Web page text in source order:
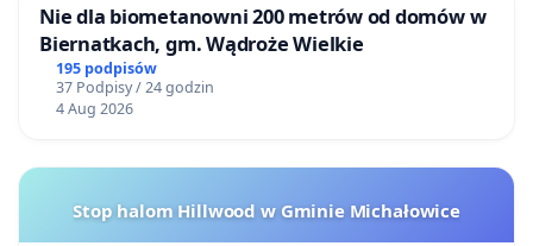
Nie dla biometanowni 200 metrów od domów w
Biernatkach, gm. Wądroże Wielkie
195 podpisów
37 Podpisy / 24 godzin
4 Aug 2026
Stop halom Hillwood w Gminie Michałowice